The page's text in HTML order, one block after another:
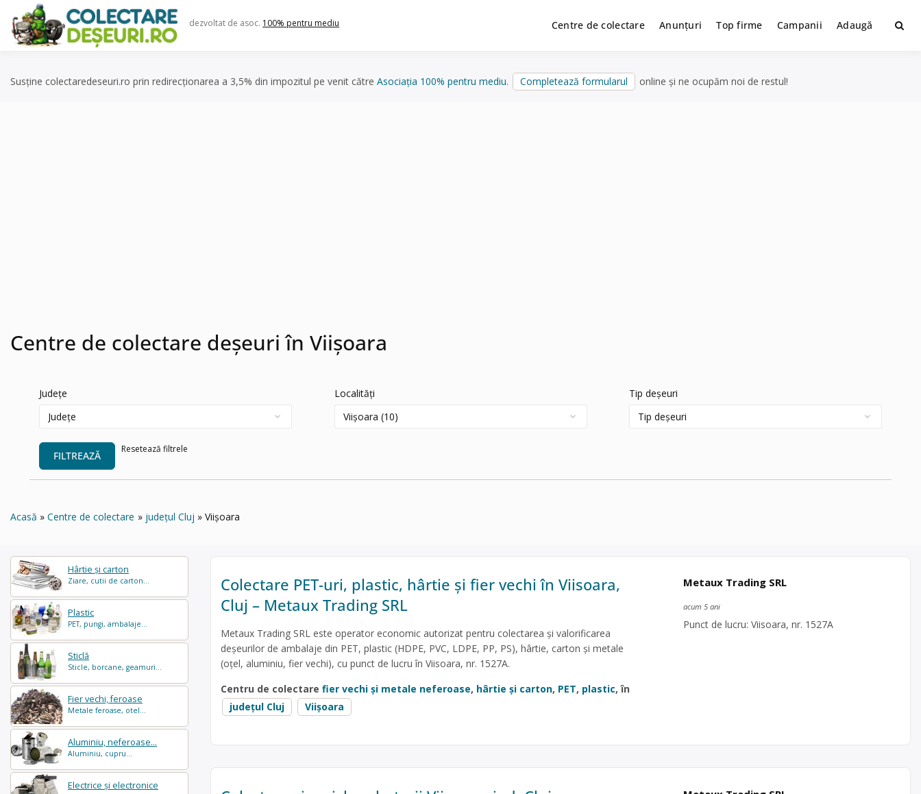
content
dezvoltat de asoc. 100% pentru mediu Centre de colectare Anunțuri Top firme Campanii Adaugă
Susține colectaredeseuri.ro prin redirecționarea a 3,5% din impozitul pe venit către Asociația 100% pentru mediu. Completează formularul online și ne ocupăm noi de restul!
Centre de colectare deșeuri în Viișoara
Județe Localități Tip deșeuri
FILTREAZĂ
Resetează filtrele
Acasă Centre de colectare județul Cluj Viișoara
Hârtie și carton
Ziare, cutii de carton...
Plastic
PET, pungi, ambalaje...
Sticlă
Sticle, borcane, geamuri...
Fier vechi, feroase
Metale feroase, otel...
Aluminiu, neferoase...
Aluminiu, cupru...
Electrice și electronice
Colectare PET-uri, plastic, hârtie și fier vechi în Viisoara,
Cluj – Metaux Trading SRL
Metaux Trading SRL este operator economic autorizat pentru colectarea și valorificarea
deșeurilor de ambalaje din PET, plastic (HDPE, PVC, LDPE, PP, PS), hârtie, carton și metale
(oțel, aluminiu, fier vechi), cu punct de lucru în Viisoara, nr. 1527A.
Centru de colectare fier vechi și metale neferoase, hârtie și carton, PET, plastic, în
județul Cluj
Viișoara
Metaux Trading SRL
acum 5 ani
Punct de lucru: Viisoara, nr. 1527A